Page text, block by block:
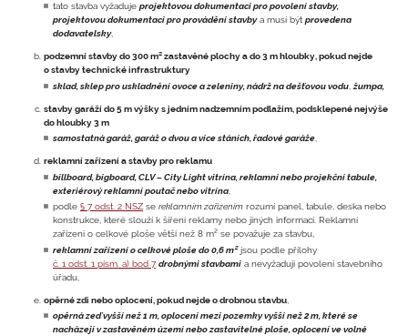
tato stavba vyžaduje projektovou dokumentaci pro povolení stavby,
projektovou dokumentaci pro provádění stavbya musí být provedena
dodavatelsky,
podzemní stavby do 300 m² zastavěné plochy a do 3 m hloubky, pokud nejde
o stavby technické infrastruktury
sklad, sklep pro uskladnění ovoce a zeleniny, nádrž na dešťovou vodu žumpa,
stavby garáží do 5 m výšky s jedním nadzemním podlažím, podsklepené nejvýše
do hloubky 3 m
samostatná garáž, garáž o dvou a více stáních, řadové garáže
reklamní zařízení a stavby pro reklamu
billboard, bigboard, CLV – City Light vitrína, reklamní nebo projekční tabule,
exteriérový reklamní poutač nebo vitrína
podle § 7 odst. 2 NSZ se reklamním zařízením rozumí panel, tabule, deska nebo
konstrukce, které slouží k šíření reklamy nebo jiných informací. Reklamní
zařízení o celkové ploše větší než 8 m² se považuje za stavbu,
reklamní zařízení o celkové ploše do 0,6 m²jsou podle přílohy
č. 1 odst. 1 písm. a) bod 7 drobnými stavbami a nevyžaduji povolení stavebního
úřadu,
opěrné zdi nebo oplocení, pokud nejde o drobnou stavbu
opěrná zeď vyšší než 1 m, oplocení mezi pozemky vyšší než 2 m, které se
nacházejí v zastavěném území nebo zastavitelné ploše, oplocení ve volné